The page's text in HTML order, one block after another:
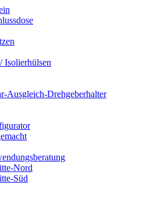
Isolierhülsen
Ausgleich-Drehgeberhalter
Nord
Süd